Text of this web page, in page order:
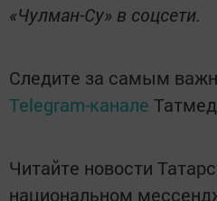
«Чулман-Су» в соцсети.
Следите за самым
Telegram-канале
Читайте новости
национальном